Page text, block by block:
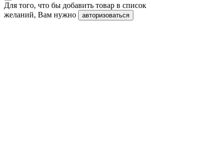
Для того, что бы добавить товар в список
желаний, Вам нужно
авторизоваться